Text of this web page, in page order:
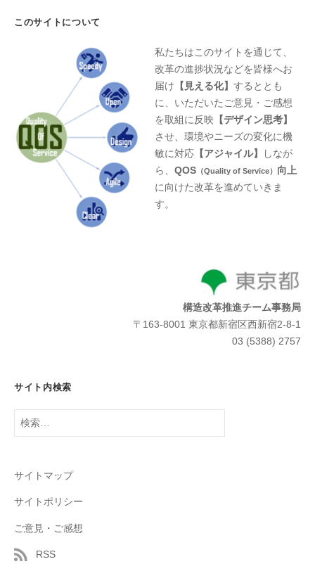
このサイトについて
私たちはこのサイトを通じて、
改革の進捗状況などを皆様へお
届け 【見える化】するととも
に、いただいたご意見・ご感想
を取組に反映 【デザイン思考】
させ、環境やニーズの変化に機
敏に対応 【アジャイル】
しなが
ら、QOS （Quality of Service） 向上
に向けた改革を進めていきま
す。
構造改革推進チーム事務局
〒163-8001 東京都新宿区西新宿2-8-1
03 (5388) 2757
サイト内検索
検
サイトマップ
サイトポリシー
ご意見・ご感想
RSS